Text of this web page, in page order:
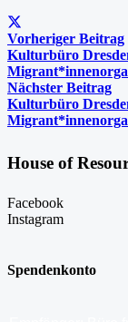
Vorheriger Beitrag
Kulturbüro
Nächster Beitrag
Kulturbüro
House of
Facebook
Instagram
Spendenkonto